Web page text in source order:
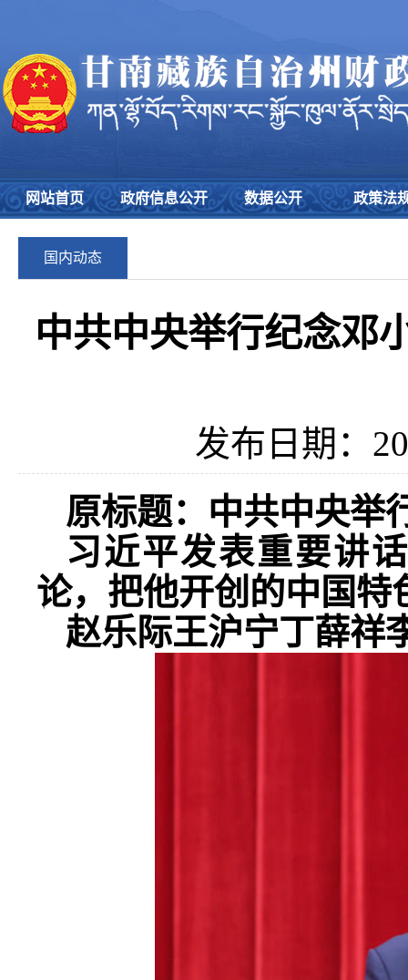
网站首页 政府信息公开 数据公开 政策法
国内动态
中共中央举行纪念邓
发布日期：
原标题：中共中央举
习近平发表重要讲
论，把他开创的中国特
赵乐际王沪宁丁薛祥